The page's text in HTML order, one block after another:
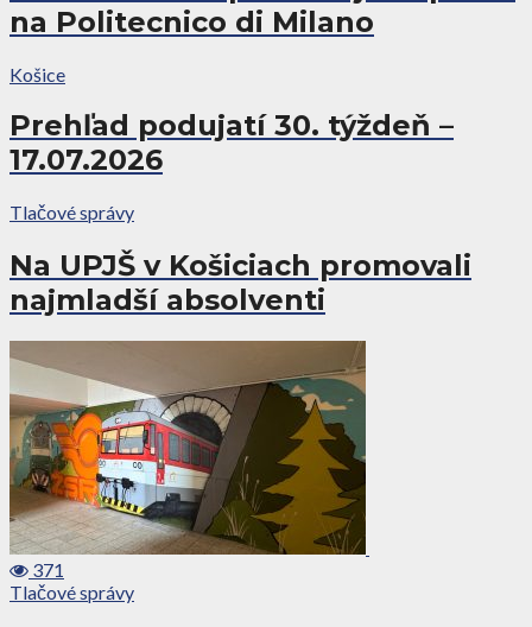
na Politecnico di Milano
Košice
Prehľad podujatí 30. týždeň –
17.07.2026
Tlačové správy
Na UPJŠ v Košiciach promovali
najmladší absolventi
371
Tlačové správy